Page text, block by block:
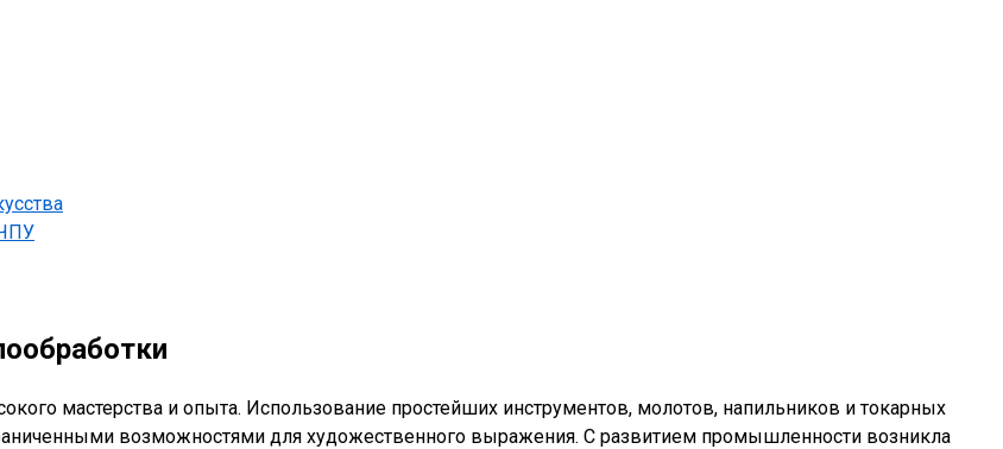
мастерства и опыта. Использование простейших инструментов, молотов, напильников и токарных
возможностями для художественного выражения. С развитием промышленности возникла